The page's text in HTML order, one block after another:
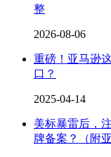
整
2026-08-06
重磅！亚马逊
口？
2025-04-14
美标暴雷后，
牌备案？（附